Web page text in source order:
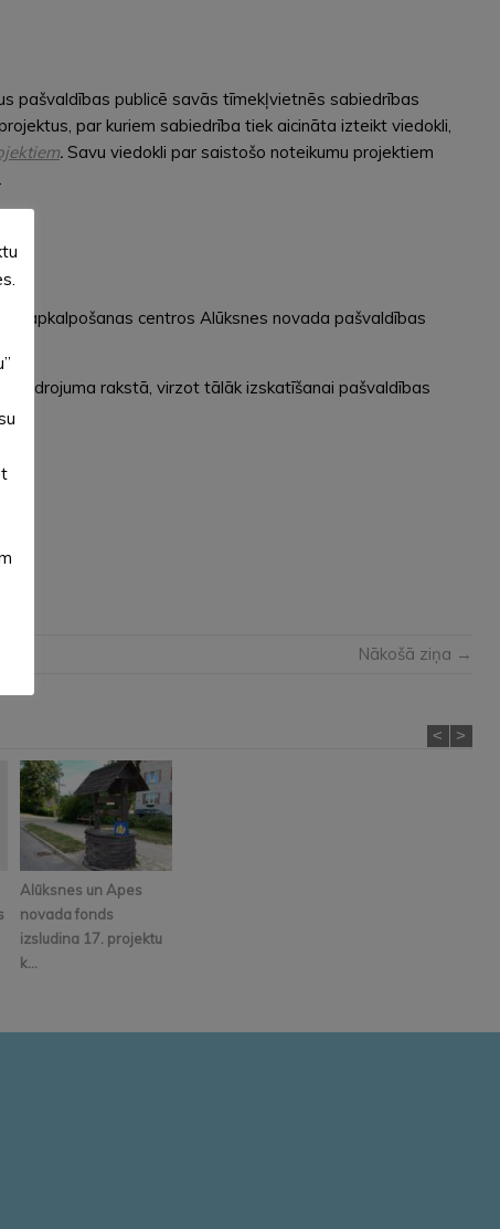
pašvaldības publicē savās tīmekļvietnēs sabiedrības
par kuriem sabiedrība tiek aicināta izteikt viedokli,
. Savu viedokli par saistošo noteikumu projektiem
apkalpošanas centros Alūksnes novada pašvaldības
rakstā, virzot tālāk izskatīšanai pašvaldības
Nākošā ziņa →
Alūksnes un Apes
novada fonds
izsludina 17. projektu
k...
< >